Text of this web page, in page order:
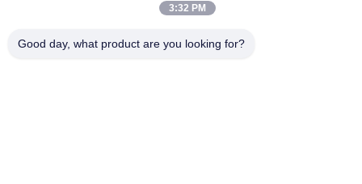
Chiny Dobra jakość Aluminiowa szyna do zasłon Sprzedawca.
3:32 PM
Good day, what product are you looking for?